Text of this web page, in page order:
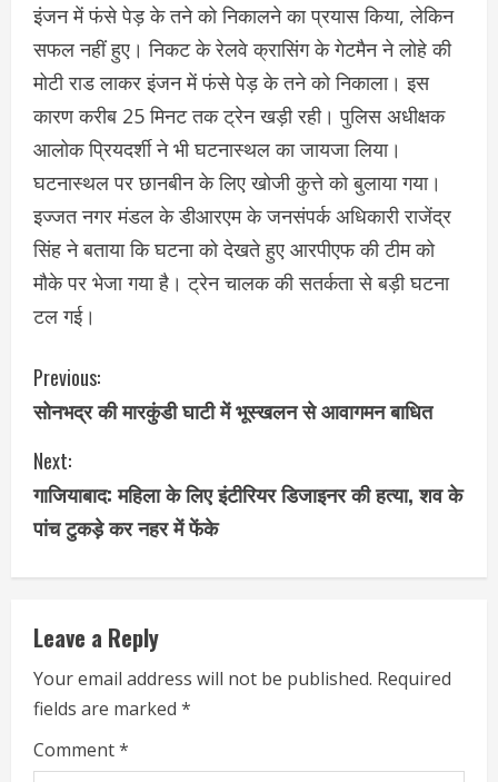
इंजन में फंसे पेड़ के तने को निकालने का प्रयास किया, लेकिन
सफल नहीं हुए। निकट के रेलवे क्रासिंग के गेटमैन ने लोहे की
मोटी राड लाकर इंजन में फंसे पेड़ के तने को निकाला। इस
कारण करीब 25 मिनट तक ट्रेन खड़ी रही। पुलिस अधीक्षक
आलोक प्रियदर्शी ने भी घटनास्थल का जायजा लिया।
घटनास्थल पर छानबीन के लिए खोजी कुत्ते को बुलाया गया।
इज्जत नगर मंडल के डीआरएम के जनसंपर्क अधिकारी राजेंद्र
सिंह ने बताया कि घटना को देखते हुए आरपीएफ की टीम को
मौके पर भेजा गया है। ट्रेन चालक की सतर्कता से बड़ी घटना
टल गई।
C
o
n
t
i
n
u
e
R
Previous:
सोनभद्र की मारकुंडी घाटी में भूस्खलन से आवागमन बाधित
Next:
गाजियाबाद: महिला के लिए इंटीरियर डिजाइनर की हत्या, शव के
पांच टुकड़े कर नहर में फेंके
Leave a Reply
Your email address will not be published. Required
fields are marked *
Comment*